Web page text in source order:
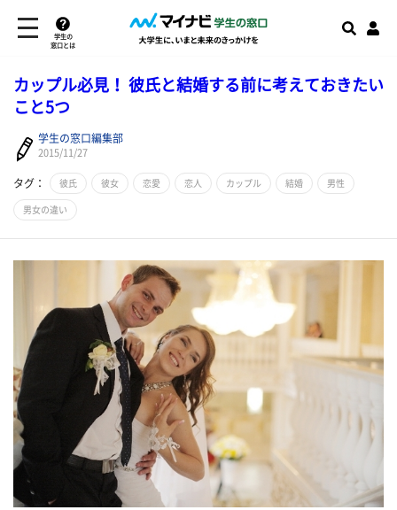
学生の
窓口とは
カップル必見！ 彼氏と結婚する前に考えておきたい
こと5つ
学生の窓口編集部
2015/11/27
タグ： 彼氏 彼女 恋愛 恋人 カップル 結婚 男性
男女の違い